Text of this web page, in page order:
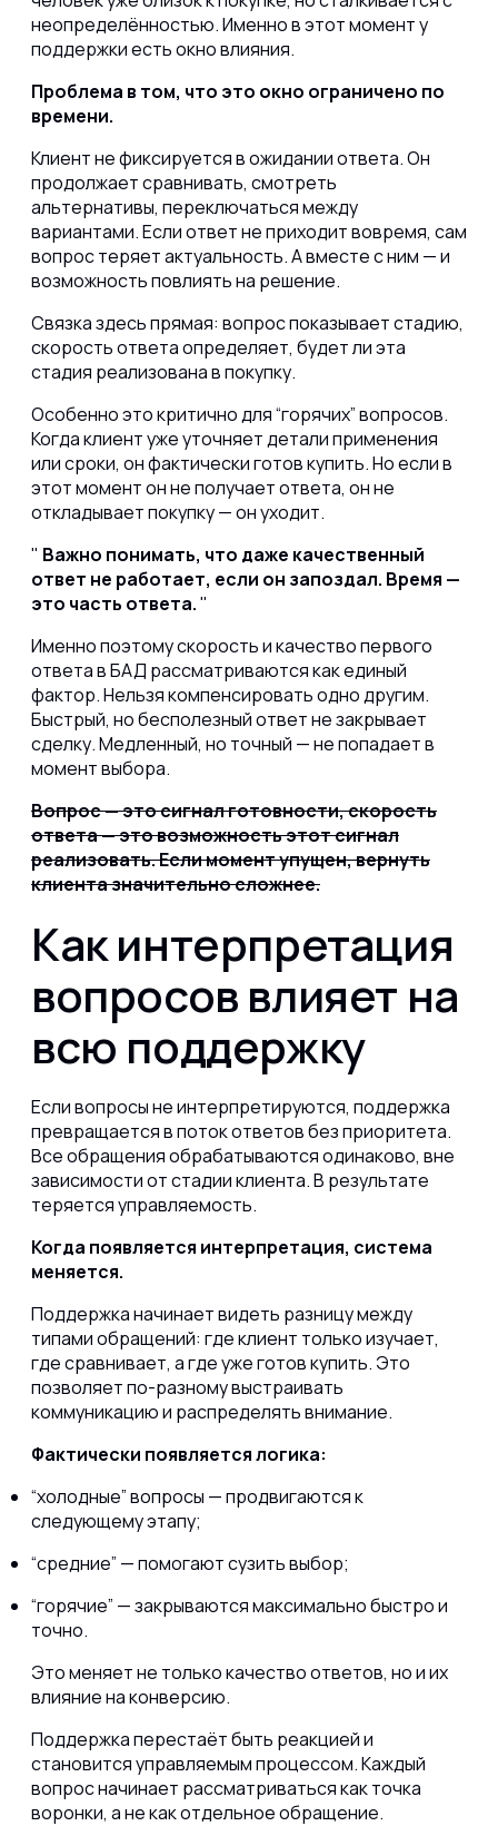
неопределённостью. Именно в этот момент у
поддержки есть окно влияния.
Проблема в том, что это окно ограничено по
времени.
Клиент не фиксируется в ожидании ответа. Он
продолжает сравнивать, смотреть
альтернативы, переключаться между
вариантами. Если ответ не приходит вовремя, сам
вопрос теряет актуальность. А вместе с ним — и
возможность повлиять на решение.
Связка здесь прямая: вопрос показывает стадию,
скорость ответа определяет, будет ли эта
стадия реализована в покупку.
Особенно это критично для “горячих” вопросов.
Когда клиент уже уточняет детали применения
или сроки, он фактически готов купить. Но если в
этот момент он не получает ответа, он не
откладывает покупку — он уходит.
Важно понимать, что даже качественный
ответ не работает, если он запоздал. Время —
это часть ответа.
Именно поэтому скорость икачество первого
ответа в БАД рассматриваются как единый
фактор. Нельзя компенсировать одно другим.
Быстрый, но бесполезный ответ не закрывает
сделку. Медленный, но точный — не попадает в
момент выбора.
Вопрос — это сигнал готовности, скорость
ответа — это возможность этот сигнал
реализовать. Если момент упущен, вернуть
клиента значительно сложнее.
Как интерпретация
вопросов влияет на
всю поддержку
Если вопросы не интерпретируются, поддержка
превращается в поток ответов без приоритета.
Все обращения обрабатываются одинаково, вне
зависимости от стадии клиента. В результате
теряется управляемость.
Когда появляется интерпретация, система
меняется.
Поддержка начинает видеть разницу между
типами обращений: где клиент только изучает,
где сравнивает, а где уже готов купить. Это
позволяет по-разному выстраивать
коммуникацию и распределять внимание.
Фактически появляется логика:
“холодные” вопросы — продвигаются к
следующему этапу;
“средние” — помогают сузить выбор;
“горячие” — закрываются максимально быстро и
точно.
Это меняет не только качество ответов, но и их
влияние на конверсию.
Поддержка перестаёт быть реакцией и
становится управляемым процессом. Каждый
вопрос начинает рассматриваться как точка
воронки, а не как отдельное обращение.